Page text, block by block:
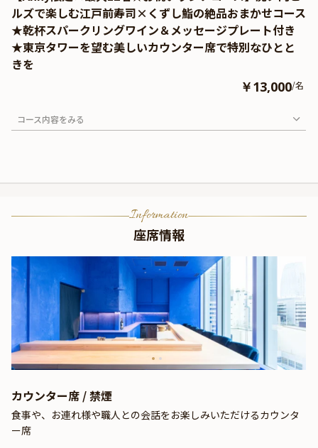
ルズで楽しむ江戸前寿司×くずし鮨の絶品おまかせコース
★乾杯スパークリングワイン＆メッセージプレート付き
★東京タワーを望む美しいカウンター席で特別なひとと
きを
￥13,000/名
コース内容をみる
Information
座席情報
カウンター席 / 禁煙
食事や、お連れ様や職人との会話をお楽しみいただけるカウンタ
ー席